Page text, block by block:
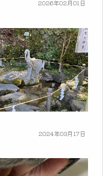
2026年02月01日
2024年03月17日